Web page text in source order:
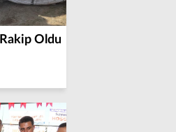
Oldu